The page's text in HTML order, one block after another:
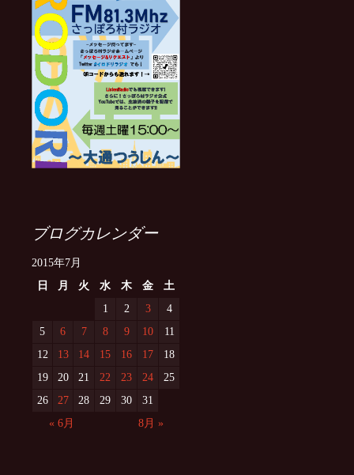
ブログカレンダー
2015年7月
日
月 火 水 木 金
土
1
2 3
4
5
6 7 8 9 10
11
12
13 14 15 16 17
18
19
20 21 22 23 24
25
26
27 28 29 30
31
« 6月
8月 »